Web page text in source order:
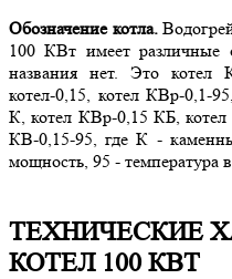
Обозначение котла.
100 КВт имеет различные
названия нет. Это
котел-0,15, котел КВр-0,1-
К, котел КВр-0,15 КБ,
КВ-0,15-95, где К -
мощность, 95 - температура
ТЕХНИЧЕСКИЕ
КОТЕЛ 100 КВТ